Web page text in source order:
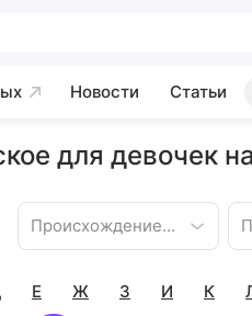
Новости Статьи
для девочек на
Происхождение имени
Е Ж З И К